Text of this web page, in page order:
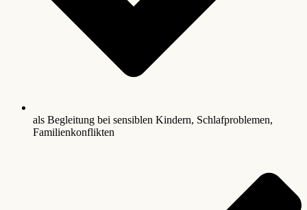
als Begleitung bei sensiblen Kindern, Schlafproblemen,
Familienkonflikten